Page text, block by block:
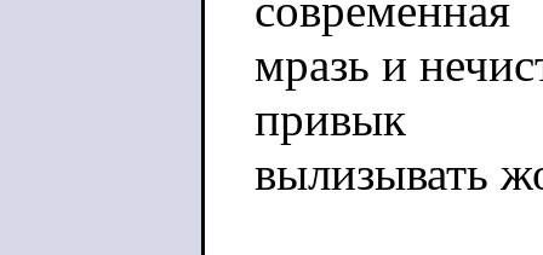
мразь и
привык
вылизывать